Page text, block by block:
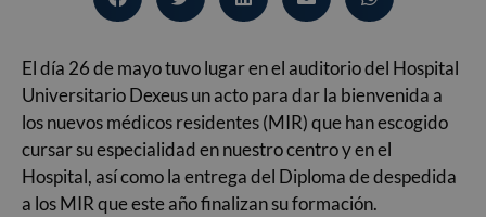
El día 26 de mayo tuvo lugar en el auditorio del Hospital
Universitario Dexeus un acto para dar la bienvenida a
los nuevos médicos residentes (MIR) que han escogido
cursar su especialidad en nuestro centro y en el
Hospital, así como la entrega del Diploma de despedida
a los MIR que este año finalizan su formación.